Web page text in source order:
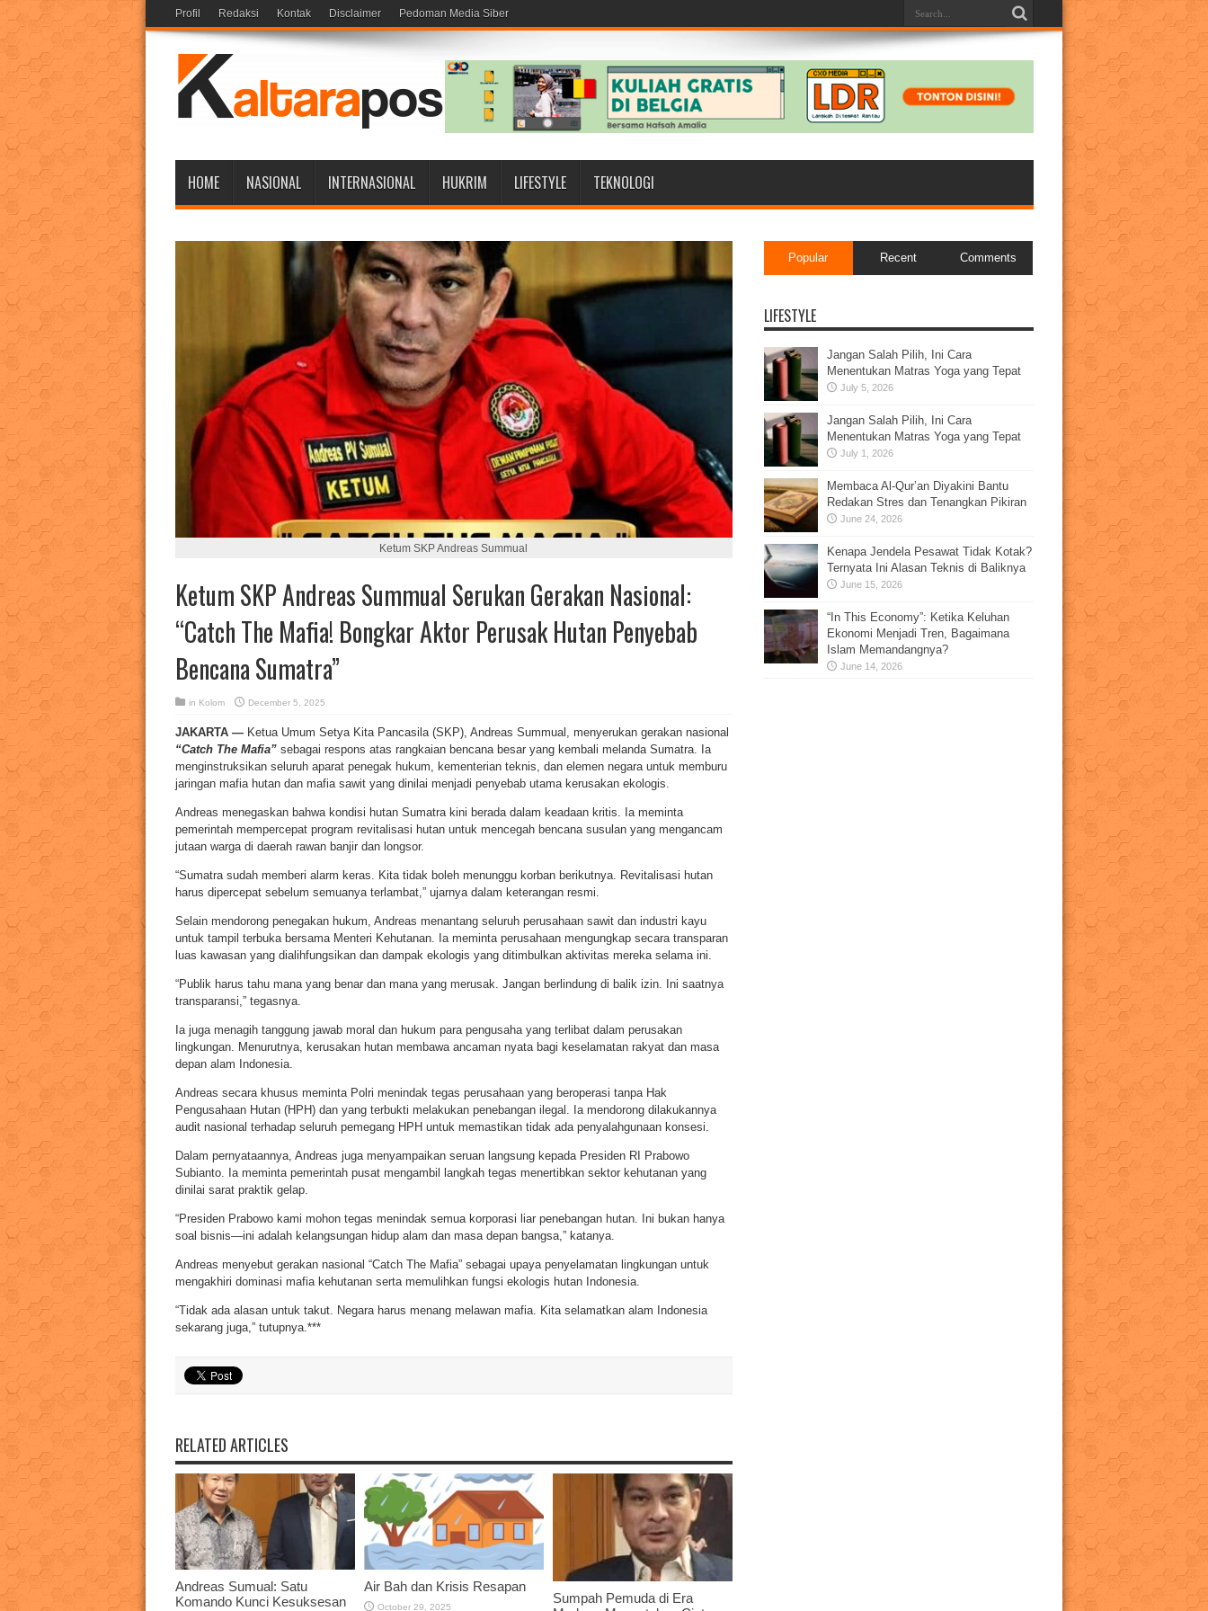
Profil Redaksi Kontak Disclaimer Pedoman Media Siber
HOME NASIONAL INTERNASIONAL HUKRIM LIFESTYLE TEKNOLOGI
Ketum SKP Andreas Summual
Ketum SKP Andreas Summual Serukan Gerakan Nasional:
“Catch The Mafia! Bongkar Aktor Perusak Hutan Penyebab
Bencana Sumatra”
in Kolom December 5, 2025
JAKARTA —Ketua Umum Setya Kita Pancasila (SKP), Andreas Summual, menyerukan gerakan nasional
“Catch The Mafia” sebagai respons atas rangkaian bencana besar yang kembali melanda Sumatra. Ia
menginstruksikan seluruh aparat penegak hukum, kementerian teknis, dan elemen negara untuk memburu
jaringan mafia hutan dan mafia sawit yang dinilai menjadi penyebab utama kerusakan ekologis.
Andreas menegaskan bahwa kondisi hutan Sumatra kini berada dalam keadaan kritis. Ia meminta
pemerintah mempercepat program revitalisasi hutan untuk mencegah bencana susulan yang mengancam
jutaan warga di daerah rawan banjir dan longsor.
“Sumatra sudah memberi alarm keras. Kita tidak boleh menunggu korban berikutnya. Revitalisasi hutan
harus dipercepat sebelum semuanya terlambat,” ujarnya dalam keterangan resmi.
Selain mendorong penegakan hukum, Andreas menantang seluruh perusahaan sawit dan industri kayu
untuk tampil terbuka bersama Menteri Kehutanan. Ia meminta perusahaan mengungkap secara transparan
luas kawasan yang dialihfungsikan dan dampak ekologis yang ditimbulkan aktivitas mereka selama ini.
“Publik harus tahu mana yang benar dan mana yang merusak. Jangan berlindung di balik izin. Ini saatnya
transparansi,” tegasnya.
Ia juga menagih tanggung jawab moral dan hukum para pengusaha yang terlibat dalam perusakan
lingkungan. Menurutnya, kerusakan hutan membawa ancaman nyata bagi keselamatan rakyat dan masa
depan alam Indonesia.
Andreas secara khusus meminta Polri menindak tegas perusahaan yang beroperasi tanpa Hak
Pengusahaan Hutan (HPH) dan yang terbukti melakukan penebangan ilegal. Ia mendorong dilakukannya
audit nasional terhadap seluruh pemegang HPH untuk memastikan tidak ada penyalahgunaan konsesi.
Dalam pernyataannya, Andreas juga menyampaikan seruan langsung kepada Presiden RI Prabowo
Subianto. Ia meminta pemerintah pusat mengambil langkah tegas menertibkan sektor kehutanan yang
dinilai sarat praktik gelap.
“Presiden Prabowo kami mohon tegas menindak semua korporasi liar penebangan hutan. Ini bukan hanya
soal bisnis—ini adalah kelangsungan hidup alam dan masa depan bangsa,” katanya.
Andreas menyebut gerakan nasional “Catch The Mafia” sebagai upaya penyelamatan lingkungan untuk
mengakhiri dominasi mafia kehutanan serta memulihkan fungsi ekologis hutan Indonesia.
“Tidak ada alasan untuk takut. Negara harus menang melawan mafia. Kita selamatkan alam Indonesia
sekarang juga,” tutupnya.***
RELATED ARTICLES
Andreas Sumual: Satu
Komando Kunci Kesuksesan
Air Bah dan Krisis Resapan
October 29, 2025
Sumpah Pemuda di Era
Popular Recent Comments
LIFESTYLE
Jangan Salah Pilih, Ini Cara
Menentukan Matras Yoga yang Tepat
July 5, 2026
Jangan Salah Pilih, Ini Cara
Menentukan Matras Yoga yang Tepat
July 1, 2026
Membaca Al-Qur’an Diyakini Bantu
Redakan Stres dan Tenangkan Pikiran
June 24, 2026
Kenapa Jendela Pesawat Tidak Kotak?
Ternyata Ini Alasan Teknis di Baliknya
June 15, 2026
“In This Economy”: Ketika Keluhan
Ekonomi Menjadi Tren, Bagaimana
Islam Memandangnya?
June 14, 2026